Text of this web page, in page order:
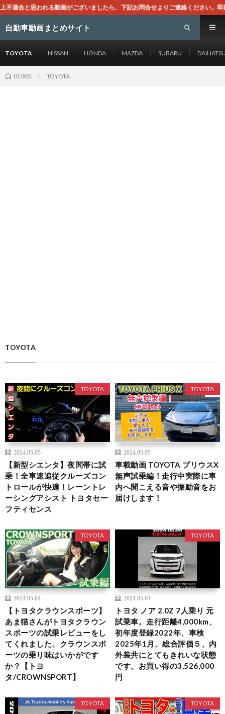
がございましたら、下記お問合せよりご連絡ください。即刻対処させて頂
自動車動画まとめサイト
TOYOTA NISSAN HONDA MAZDA SUBARU
HOME TOYOTA
TOYOTA
TOYOTA
2024.05.05
【新型シエンタ】夜間帯に試
乗！全車速追従クルーズコン
トロールが快適！レーントレ
ーシングアシスト トヨタセー
フティセンス
TOYOTA
2024.05.05
車載動画 TOYOTA プリウスX
無声試乗編！走行中実際に車
内へ聞こえる音や振動音をお
届けします！
TOYOTA
2024.05.04
【トヨタクラウンスポーツ】
あま猫さんがトヨタクラウン
スポーツの試乗レビューをし
てくれました。クラウンスポ
ーツの乗り味はいかがです
か？【トヨ
タ/CROWNSPORT】
TOYOTA
2024.05.04
トヨタ ノア 2.0Z 7人乗り 元
試乗車。走行距離4,000km、
初年度登録2022年、車検
2025年1月。総合評価５、内
外装共にとてもきれいな状態
です。お買い得の3,526,000
円
TOYOTA TOYOTA